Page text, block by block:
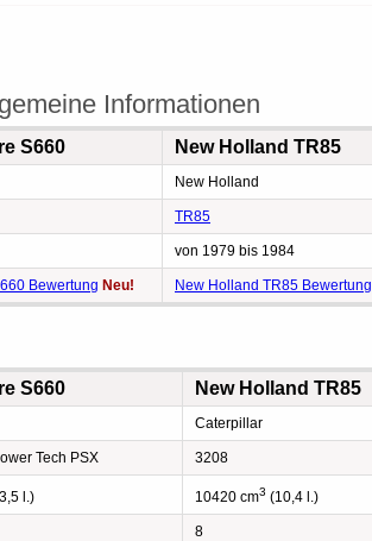
Informationen
S660 New Holland TR85
New Holland
TR85
von 1979 bis 1984
Bewertung Neu! New Holland TR85 Bewertung
S660 New Holland TR85
Caterpillar
Tech PSX 3208
l.) 10420 cm3 (10,4 l.)
8